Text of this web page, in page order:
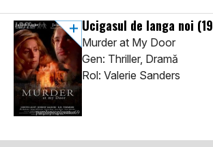
Ucigasul de langa noi
Murder at My Door
Gen: Thriller, Dramă
Rol: Valerie Sanders